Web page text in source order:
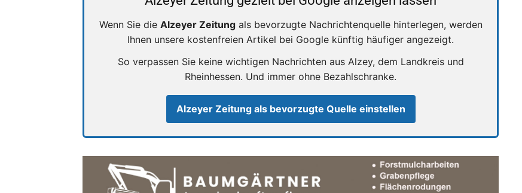
Wenn Sie die Alzeyer Zeitungals bevorzugte Nachrichtenquelle hinterlegen, werden
Ihnen unsere kostenfreien Artikel bei Google künftig häufiger angezeigt.
So verpassen Sie keine wichtigen Nachrichten aus Alzey, dem Landkreis und
Rheinhessen. Und immer ohne Bezahlschranke.
Alzeyer Zeitung als bevorzugte Quelle einstellen